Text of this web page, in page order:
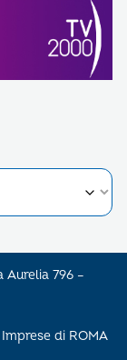
Aurelia 796 –
di ROMA